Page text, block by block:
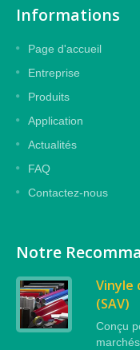
Informations
Page d'accueil
Entreprise
Produits
Application
Actualités
FAQ
Contactez-nous
Notre
Vinyle
(SAV)
Conçu